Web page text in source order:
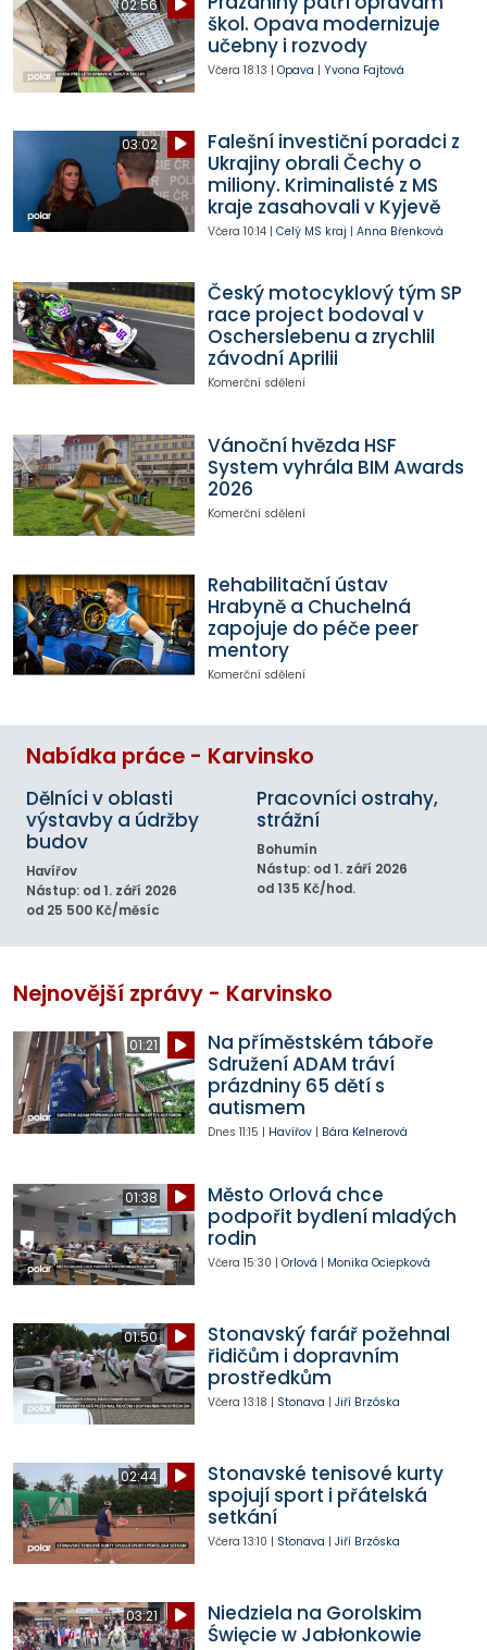
02:56
škol. Opava modernizuje
učebny i rozvody
Včera 18:13 | Opava | Yvona Fajtová
03:02
Falešní investiční poradci z
Ukrajiny obrali Čechy o
miliony. Kriminalisté z MS
kraje zasahovali v Kyjevě
Včera 10:14| Celý MS kraj | Anna Břenková
Český motocyklový tým SP
race project bodoval v
Oscherslebenu a zrychlil
závodní Aprilii
Komerční sdělení
Vánoční hvězda HSF
System vyhrála BIM Awards
2026
Komerční sdělení
Rehabilitační ústav
Hrabyně a Chuchelná
zapojuje do péče peer
mentory
Komerční sdělení
Nabídka práce - Karvinsko
Dělníci v oblasti
výstavby a údržby
budov
Havířov
Nástup: od 1. září 2026
od 25 500 Kč/měsíc
Pracovníci ostrahy,
strážní
Bohumín
Nástup: od 1. září 2026
od 135 Kč/hod.
Nejnovější zprávy - Karvinsko
01:21
Na příměstském táboře
Sdružení ADAM tráví
prázdniny 65 dětí s
autismem
Dnes 11:15 | Havířov| Bára Kelnerová
01:38
Město Orlová chce
podpořit bydlení mladých
rodin
Včera 15:30 | Orlová | Monika Ociepková
01:50
Stonavský farář požehnal
řidičům i dopravním
prostředkům
Včera 13:18 | Stonava | Jiří Brzóska
02:44
Stonavské tenisové kurty
spojují sport i přátelská
setkání
Včera 13:10 | Stonava | Jiří Brzóska
03:21
Niedziela na Gorolskim
Święcie w Jabłonkowie